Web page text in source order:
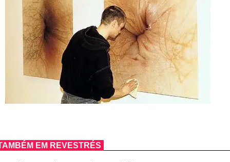
EM REVESTRÉS